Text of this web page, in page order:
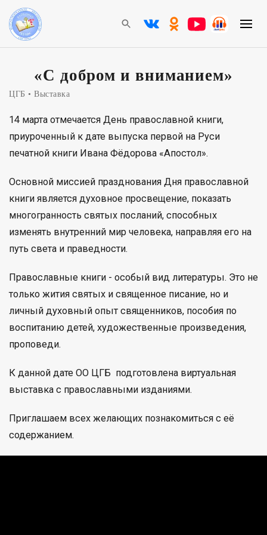
«С добром и вниманием»
ЦГБ Выставка
14 марта отмечается День православной книги,
приуроченный к дате выпуска первой на Руси
печатной книги Ивана Фёдорова «Апостол».
Основной миссией празднования Дня православной
книги является духовное просвещение, показать
многогранность святых посланий, способных
изменять внутренний мир человека, направляя его на
путь света и праведности.
Православные книги - особый вид литературы. Это не
только жития святых и священное писание, но и
личный духовный опыт священников, пособия по
воспитанию детей, художественные произведения,
проповеди.
К данной дате ОО ЦГБ подготовлена виртуальная
выставка с православными изданиями.
Приглашаем всех желающих познакомиться с её
содержанием.